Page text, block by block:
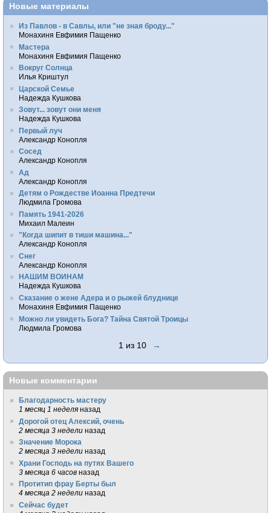
Новые материалы
Из Павлов - в Савлы, или "не зная броду..."
Монахиня Евфимия Пащенко
Мастера
Монахиня Евфимия Пащенко
Вокруг Солнца
Илья Криштул
Царской Семье
Надежда Кушкова
Зовут... зовут они меня
Надежда Кушкова
Первый луч
Александр Конопля
Сосед
Александр Конопля
Ад
Александр Конопля
Детям о Рождестве Иоанна Предтечи
Людмила Громова
Память 1941-2026
Михаил Малеин
"Когда шипит в тиши машина..."
Александр Конопля
Снег
Александр Конопля
НАШИМ ВОИНАМ
Надежда Кушкова
Сказание о жене Адера и о рыжей блуднице
Монахиня Евфимия Пащенко
Можно ли увидеть Бога? Тайна Святой Троицы
Людмила Громова
1 из 10 →
Новые комментарии
Благодарность мастеру
1 месяц 1 неделя назад
Дорогой отец Алексий, очень
2 месяца 3 недели назад
Значение Морока
2 месяца 3 недели назад
Храни Господь на путях Вашего
3 месяца 6 часов назад
Протитип фрау Берты был
4 месяца 2 недели назад
Сейчас будет